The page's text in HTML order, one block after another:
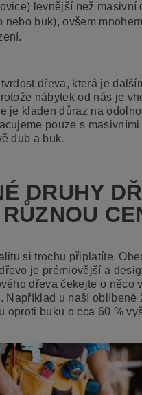
levnější než masivní
nebo buk), ovšem
dřeva, která je
nábytek od nás je
je kladen důraz na
pouze s masivními
dub a buk.
DRUHY
si trochu připlatíte.
je prémiovější a
dřeva čekejte o něco
Například u naší oblíbené
oproti buku o cca 60 %